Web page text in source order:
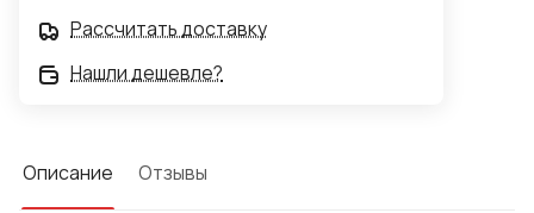
Рассчитать доставку
Нашли дешевле?
Описание Отзывы